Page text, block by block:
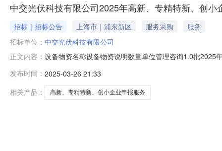
中交光伏科技有限公司2025年高新、专精特新、创
招标｜招标公告 上海市｜浦东新区 服务采购
服务
招标单位： 中交光伏科技有限公司
正文内容： 设备物资名称设备物资说明数量单位管理咨询1.0批2025
交光伏科技有限公司3.采购项目概况：服务内容包括
响应人应为中华人民
发布时间： 2025-03-26 21:33
相关产品：
高新、专精特新、创小企业申报服务